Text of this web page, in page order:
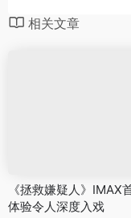
相关文章
《拯救嫌疑人》IMAX
体验令人深度入戏